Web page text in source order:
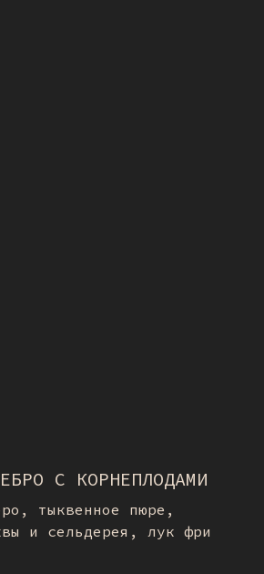
С КОРНЕПЛОДАМИ
тыквенное пюре,
и сельдерея, лук фри